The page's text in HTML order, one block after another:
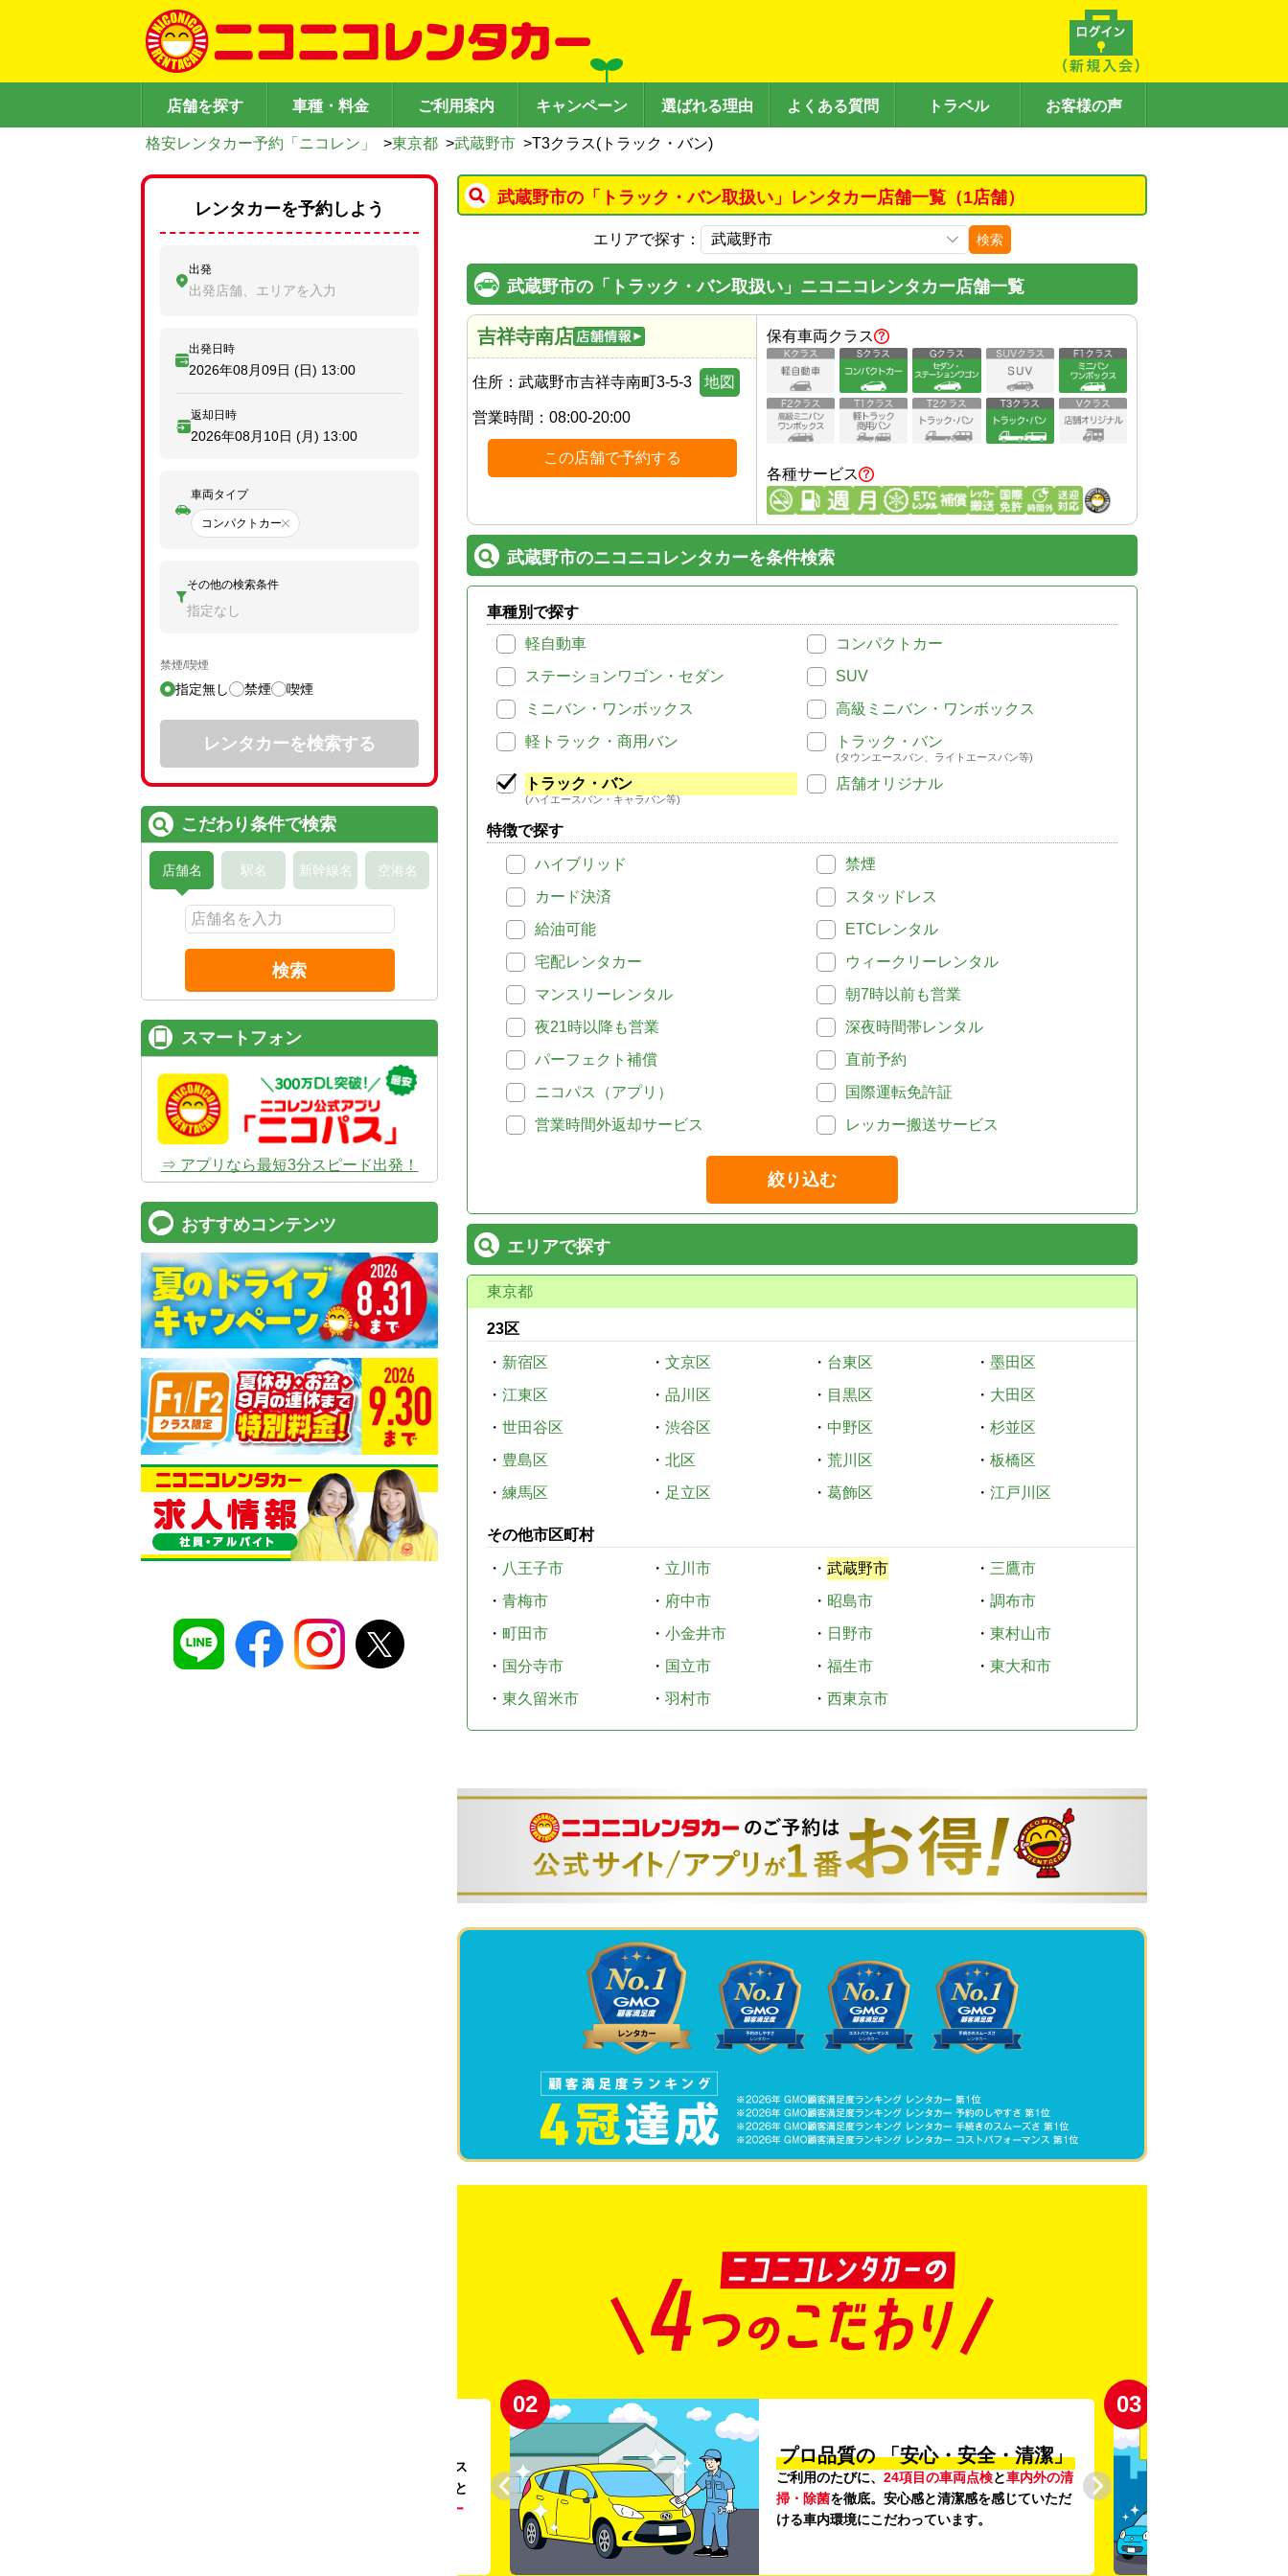
店舗を探す 車種・料金 ご利用案内 キャンペーン 選ばれる理由 よくある質問 トラベル お客様の声
格安レンタカー予約「ニコレン」 >東京都 >武蔵野市 >T3クラス(トラック・バン)
武蔵野市の「トラック・バン取扱い」レンタカー店舗一覧（1店舗）
エリアで探す： 検索
武蔵野市の「トラック・バン取扱い」ニコニコレンタカー店舗一覧
吉祥寺南店
住所： 武蔵野市吉祥寺南町3-5-3 地図
営業時間： 08:00-20:00
この店舗で予約する
保有車両クラス
各種サービス
武蔵野市のニコニコレンタカーを条件検索
車種別で探す
軽自動車
コンパクトカー
ステーションワゴン・セダン
SUV
ミニバン・ワンボックス
高級ミニバン・ワンボックス
軽トラック・商用バン
トラック・バン
(タウンエースバン、ライトエースバン等)
トラック・バン
(ハイエースバン・キャラバン等)
店舗オリジナル
特徴で探す
ハイブリッド
禁煙
カード決済
スタッドレス
給油可能
ETCレンタル
宅配レンタカー
ウィークリーレンタル
マンスリーレンタル
朝7時以前も営業
夜21時以降も営業
深夜時間帯レンタル
パーフェクト補償
直前予約
ニコパス（アプリ）
国際運転免許証
営業時間外返却サービス
レッカー搬送サービス
絞り込む
エリアで探す
東京都
23区
・ 新宿区 ・ 文京区 ・ 台東区 ・ 墨田区
・ 江東区 ・ 品川区 ・ 目黒区 ・ 大田区
・ 世田谷区 ・ 渋谷区 ・ 中野区 ・ 杉並区
・ 豊島区 ・ 北区 ・ 荒川区 ・ 板橋区
・ 練馬区 ・ 足立区 ・ 葛飾区 ・ 江戸川区
その他市区町村
・ 八王子市 ・ 立川市 ・ 武蔵野市 ・ 三鷹市
・ 青梅市 ・ 府中市 ・ 昭島市 ・ 調布市
・ 町田市 ・ 小金井市 ・ 日野市 ・ 東村山市
・ 国分寺市 ・ 国立市 ・ 福生市 ・ 東大和市
・ 東久留米市 ・ 羽村市 ・ 西東京市
。ガソリンス
タンドや整備工場の既存インフラを活用すること
リー
02
プロ品質の 「安心・安全・清潔」
ご利用のたびに、 24項目の車両点検と車内外の清
掃・除菌を徹底。安心感と清潔感を感じていただ
ける車内環境にこだわっています。
03
レンタカーを予約しよう
出発
出発店舗、エリアを入力
出発日時
2026年08月09日 (日) 13:00
返却日時
2026年08月10日 (月) 13:00
車両タイプ
コンパクトカー
その他の検索条件
指定なし
禁煙/喫煙
指定無し 禁煙 喫煙
レンタカーを検索する
こだわり条件で検索
店舗名 駅名 新幹線名 空港名
検索
スマートフォン
⇒ アプリなら最短3分スピード出発！
おすすめコンテンツ